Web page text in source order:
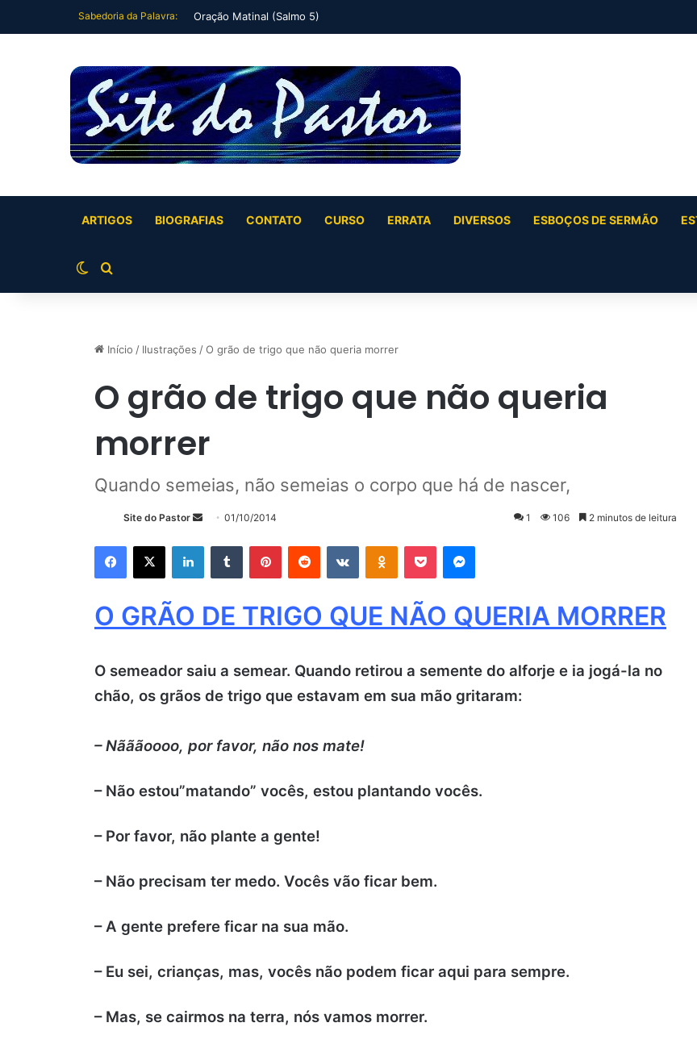
Sabedoria da Palavra: Oração Noturna (Salmo 4)
ARTIGOS BIOGRAFIAS CONTATO CURSO ERRATA DIVERSOS ESBOÇOS DE SERMÃO
Switch skin
Buscar por
Início / Ilustrações /O grão de trigo que não queria morrer
O grão de trigo que não queria
morrer
Quando semeias, não semeias o corpo que há de nascer,
Site do Pastor
Mande
mail
01/10/2014 1 106 2 minutos de leitura
Facebook
X LinkedinTumblr PinterestReddit VK OK Pocket Messenger
O GRÃO DE TRIGO QUE NÃO QUERIA MORRER
O semeador saiu a semear. Quando retirou a semente do alforje e ia jogá-la no
chão, os grãos de trigo que estavam em sua mão gritaram:
– Nãããoooo, por favor, não nos mate!
– Não estou”matando” vocês, estou plantando vocês.
– Por favor, não plante a gente!
– Não precisam ter medo. Vocês vão ficar bem.
– A gente prefere ficar na sua mão.
– Eu sei, crianças, mas, vocês não podem ficar aqui para sempre.
– Mas, se cairmos na terra, nós vamos morrer.